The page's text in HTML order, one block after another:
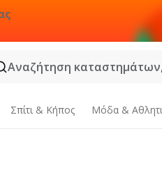
Αναζήτηση καταστημάτων,
Σπίτι & Κήπος Μόδα &